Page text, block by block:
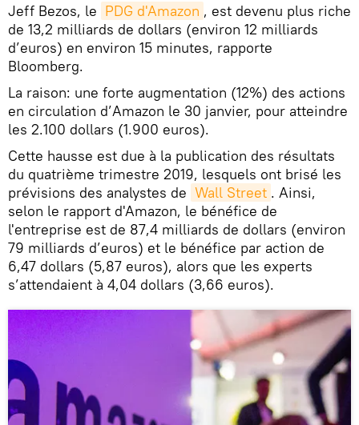
Jeff Bezos, le PDG d'Amazon , est devenu plus riche
de 13,2 milliards de dollars (environ 12 milliards
d’euros) en environ 15 minutes, rapporte
Bloomberg.
La raison: une forte augmentation (12%) des actions
en circulation d’Amazon le 30 janvier, pour atteindre
les 2.100 dollars (1.900 euros).
Cette hausse est due à la publication des résultats
du quatrième trimestre 2019, lesquels ont brisé les
prévisions des analystes de Wall Street . Ainsi,
selon le rapport d'Amazon, le bénéfice de
l'entreprise est de 87,4 milliards de dollars (environ
79 milliards d’euros) et le bénéfice par action de
6,47 dollars (5,87 euros), alors que les experts
s’attendaient à 4,04 dollars (3,66 euros).